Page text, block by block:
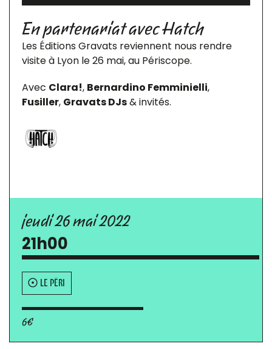
En partenariat avec Hatch
Les Éditions Gravats reviennent nous rendre
visite à Lyon le 26 mai, au Périscope.
Avec Clara!, Bernardino Femminielli,
Fusiller, Gravats DJs& invités.
jeudi 26 mai 2022
21h00
LE PÉRI
6€